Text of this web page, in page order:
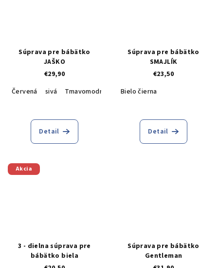
Súprava pre bábätko
JAŠKO
€29,90
Červená
sivá Tmavomodrá 56-62 (3-6 mesiacov)
Detail
Súprava pre bábätko
SMAJLÍK
€23,50
Bielo čierna
Detail
Akcia
3 - dielna súprava pre
bábätko biela
Súprava pre bábätko
Gentleman